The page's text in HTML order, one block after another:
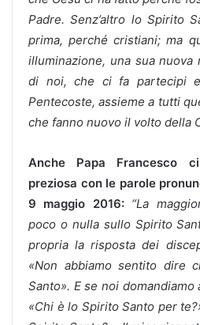
Padre. Senz’altro lo Spirito
prima, perché cristiani; ma
illuminazione, una sua nuova
di noi, che ci fa partecipi
Pentecoste, assieme a tutti
che fanno nuovo il volto della
Anche Papa Francesco
preziosa con le parole
9 maggio 2016: “La
poco o nulla sullo Spirito
propria la risposta dei
«Non abbiamo sentito dire
Santo». E se noi
«Chi è lo Spirito Santo per